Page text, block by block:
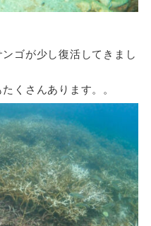
ゴが少し復活してきまし
くさんあります。。